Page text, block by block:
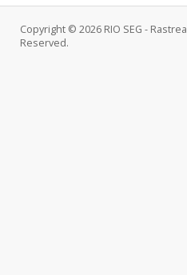
Copyright © 2026 RIO SEG -
Reserved.